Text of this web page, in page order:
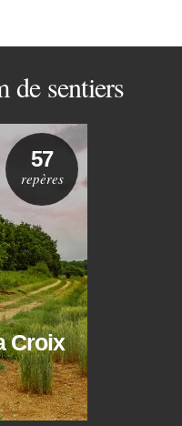
de sentiers
Croix
57
repères